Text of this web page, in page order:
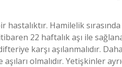
Hamilelik
22 haftalık aşı ile
karşı aşılanmalıdır.
olmalıdır. Yetişkinler